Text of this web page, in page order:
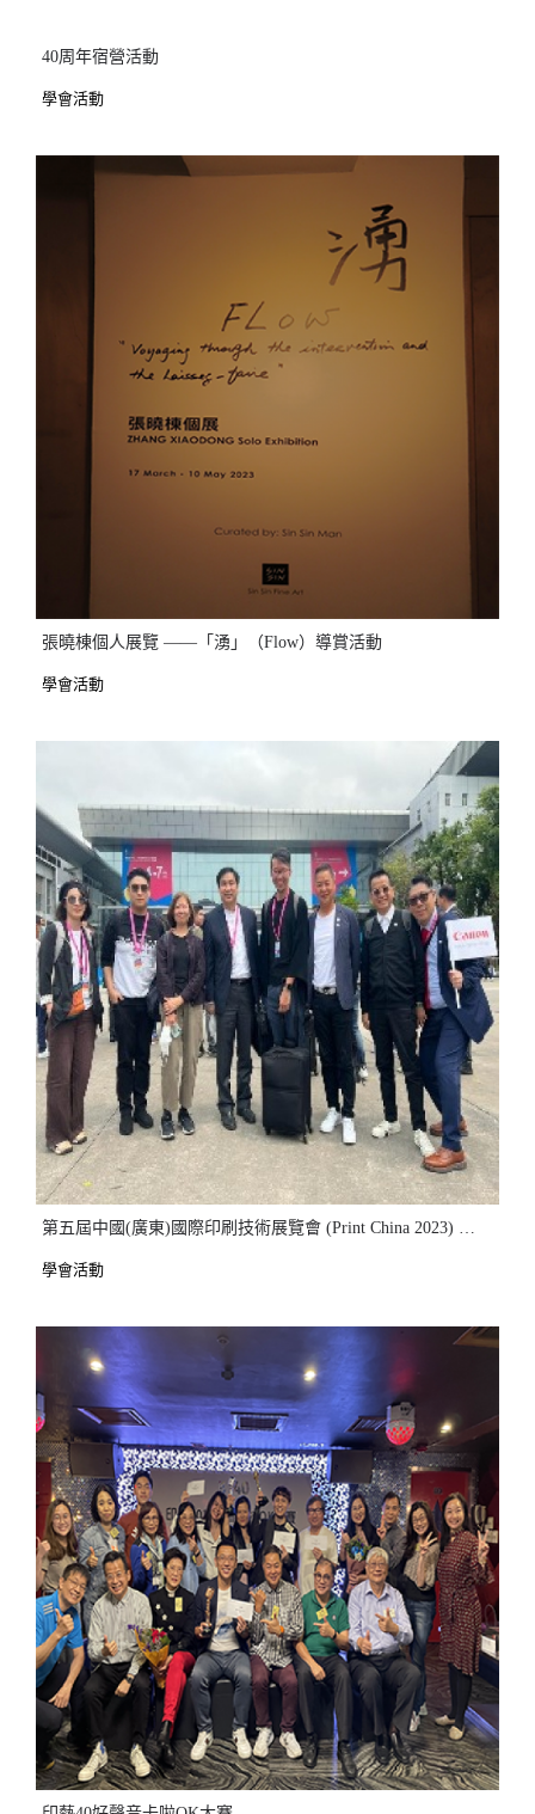
40周年宿營活動
學會活動
張曉棟個人展覽 ——「湧」（Flow）導賞活動
學會活動
第五屆中國(廣東)國際印刷技術展覽會 (Print China 2023) 考察團
學會活動